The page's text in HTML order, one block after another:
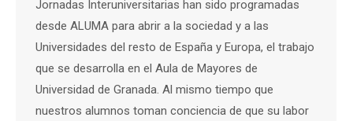
Jornadas Interuniversitarias han sido programadas
desde ALUMA para abrir a la sociedad y a las
Universidades del resto de España y Europa, el trabajo
que se desarrolla en el Aula de Mayores de
Universidad de Granada. Al mismo tiempo que
nuestros alumnos toman conciencia de que su labor